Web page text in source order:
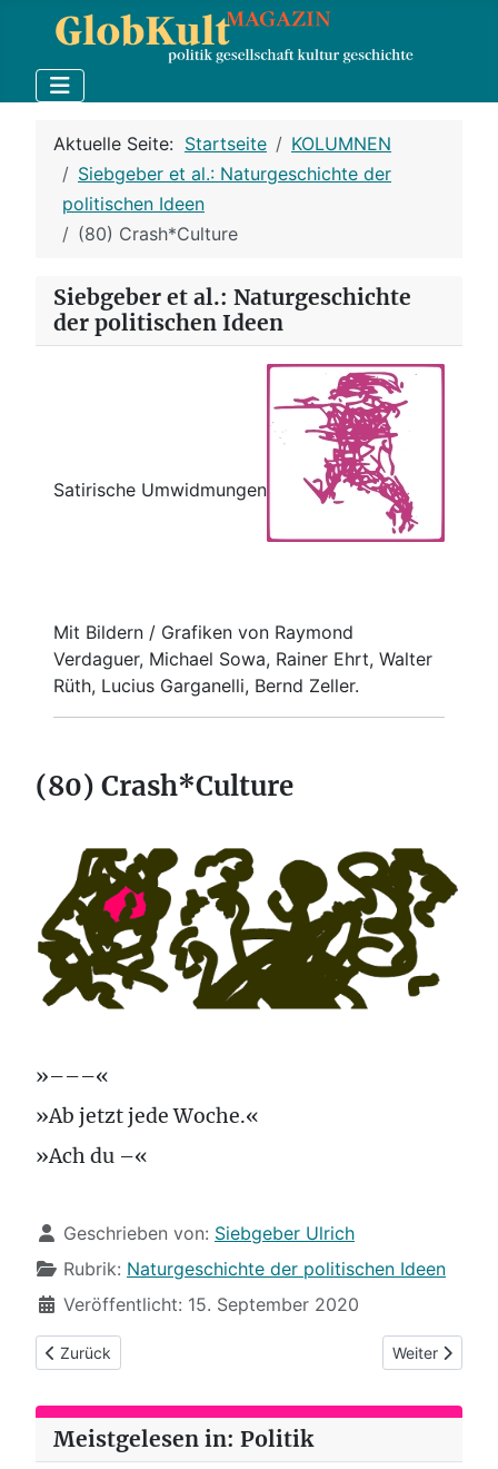
Aktuelle Seite: Startseite
KOLUMNEN
Siebgeber et al.: Naturgeschichte der
politischen Ideen
(80) Crash*Culture
Siebgeber et al.: Naturgeschichte
der politischen Ideen
Satirische Umwidmungen
Mit Bildern / Grafiken von Raymond
Verdaguer, Michael Sowa, Rainer Ehrt, Walter
Rüth, Lucius Garganelli, Bernd Zeller.
(80) Crash*Culture
»–––«
»Ab jetzt jede Woche.«
»Ach du –«
Details
Geschrieben von: Siebgeber Ulrich
Rubrik: Naturgeschichte der politischen Ideen
Veröffentlicht: 15. September 2020
Vorheriger Beitrag: (79) Hasenland ist abgebrannt
Zurück Nächster
Weiter
Meistgelesen in: Politik